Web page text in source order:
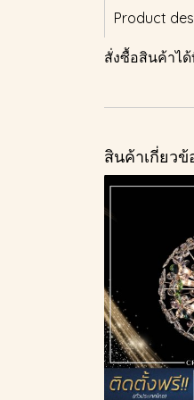
Product
สั่งซื้อสินค้าไ
สินค้าเกี่ยวข้